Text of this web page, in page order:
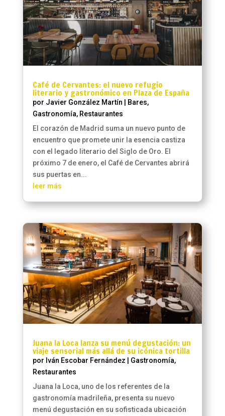
Café de Cervantes: el nuevo refugio
literario y gastronómico en Plaza de España
por Javier González Martín Bares,
Gastronomía, Restaurantes
El corazón de Madrid suma un nuevo punto de
encuentro que promete unir la esencia castiza
con el legado literario del Siglo de Oro. El
próximo 7 de enero, el Café de Cervantes abrirá
sus puertas en...
leer más
Juana la Loca lanza su menú degustación: un
viaje sensorial más allá de su icónica tortilla
por Iván Escobar Fernández Gastronomía,
Restaurantes
Juana la Loca, uno de los referentes de la
gastronomía madrileña, presenta su nuevo
menú degustación en su sofisticada ubicación